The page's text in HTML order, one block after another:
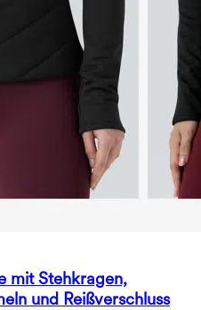
mit Stehkragen,
und Reißverschluss